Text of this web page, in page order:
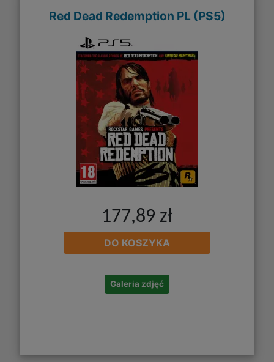
Red Dead Redemption PL (PS5)
177,89 zł
DO KOSZYKA
Galeria zdjęć